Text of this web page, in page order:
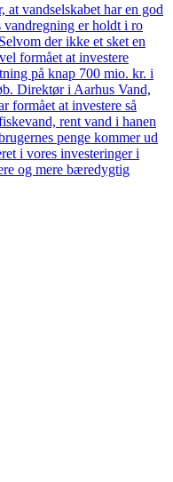
at vandselskabet har en god
vandregning er holdt i ro
der ikke et sket en
formået at investere
på knap 700 mio. kr. i
Direktør i Aarhus Vand,
formået at investere så
rent vand i hanen
penge kommer ud
i vores investeringer i
og mere bæredygtig